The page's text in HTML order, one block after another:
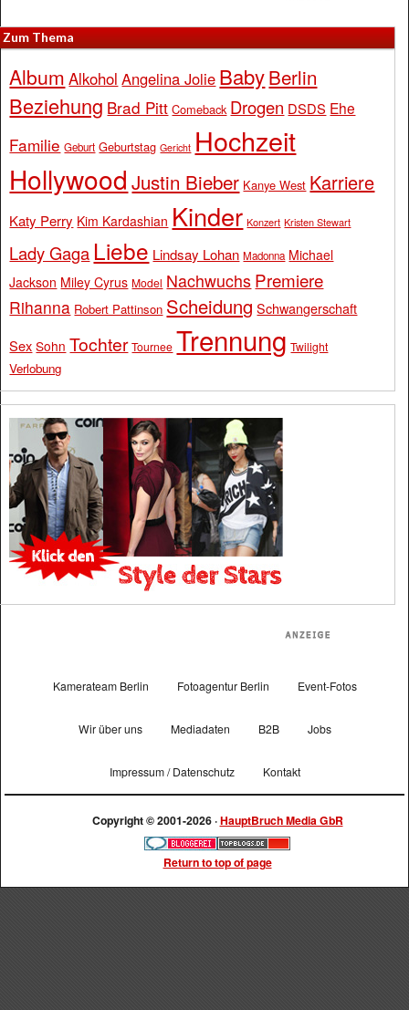
Zum Thema
Album Alkohol Angelina Jolie BabyBerlin
Beziehung Brad Pitt Comeback Drogen DSDS Ehe
Familie Geburt Geburtstag Gericht Hochzeit
Hollywood Justin Bieber Kanye West Karriere
Katy Perry Kim Kardashian Kinder Konzert Kristen Stewart
Lady Gaga Liebe Lindsay Lohan Madonna Michael
Jackson Miley Cyrus Model Nachwuchs Premiere
Rihanna Robert Pattinson Scheidung Schwangerschaft
Sex Sohn Tochter Tournee Trennung Twilight
Verlobung
Kamerateam Berlin Fotoagentur Berlin Event-Fotos
Wir über uns Mediadaten B2B Jobs
Impressum / Datenschutz Kontakt
Copyright © 2001-2026 ·HauptBruch Media GbR
Return to top of page